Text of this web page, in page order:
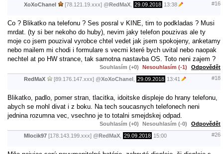
XoXoChanel [78.121.19.xxx] @RedMaX 29.09.2018 13:38 #16
Co ? Blikatko na telefonu ? Ses posral v KINE, tim to podkladas ? Musi
mrdat. (ty si ber nekoho do huby), nevim jaky telefon pouzivas ale ty
moje co jsem pouzival vyrobce chtel vedet jak jsem spokojeny, anketamy
nebo mailem mi chodi i formulare s vecmi které bych uvital nebo naopak
nechtel at po HW strance, tak samotna nastavba OS. Toto neni zajem ?
Souhlasím (+0) Nesouhlasím (-1) Odpovědět
RedMaX [89.176.147.xxx] @XoXoChanel 29.09.2018 13:41 #18
Blikatko, padlo, pomer stran, tlacitka, idoitske displeje do hrany telefonu,
abych se mohl divat i z boku. Na tech soucasnych telefonech neni
jednina rozumna vec, vsechno je to totalni smejdskej odpad.
Souhlasím (+0) Nesouhlasím (-0) Odpovědět
Mlocik97 [178.143.199.xxx] @RedMaX 29.09.2018 15:00 #26